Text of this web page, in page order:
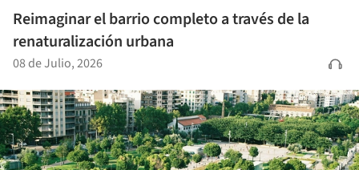
Reimaginar el barrio completo a través de la
renaturalización urbana
08 de Julio, 2026